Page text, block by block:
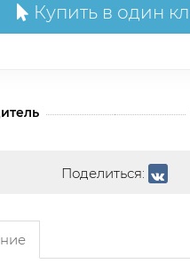
Купить в один
Поделиться: